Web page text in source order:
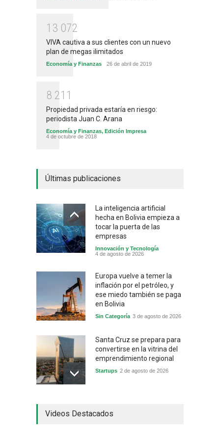
1 3 072
VIVA cautiva a sus clientes con un nuevo
plan de megas ilimitados
Economía y Finanzas 26 de abril de 2019
8 21 1
Propiedad privada estaría en riesgo:
periodista Juan C. Arana
Economía y Finanzas, Edición Impresa
4 de octubre de 2018
Últimas publicaciones
La inteligencia artificial
hecha en Bolivia empieza a
tocar la puerta de las
empresas
Innovación y Tecnología
4 de agosto de 2026
Europa vuelve a temer la
inflación por el petróleo, y
ese miedo también se paga
en Bolivia
Sin Categoría 3 de agosto de 2026
Santa Cruz se prepara para
convertirse en la vitrina del
emprendimiento regional
Startups 2 de agosto de 2026
industrial y el golpe puede
Videos Destacados